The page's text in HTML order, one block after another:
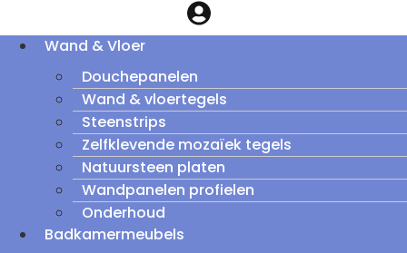
Wand & Vloer
Douchepanelen
Wand & vloertegels
Steenstrips
Zelfklevende mozaïek tegels
Natuursteen platen
Wandpanelen profielen
Onderhoud
Badkamermeubels